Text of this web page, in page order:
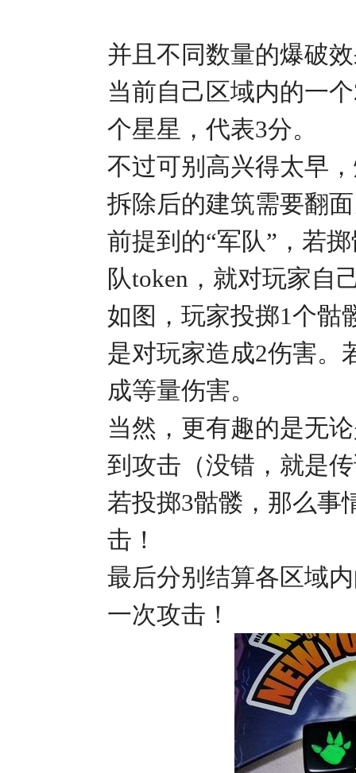
并且不同数量的爆破
当前自己区域内的一
个星星，代表3分。
不过可别高兴得太早
拆除后的建筑需要翻
前提到的“军队”，若
队token，就对玩家自
如图，玩家投掷1个骷
是对玩家造成2伤害。
成等量伤害。
当然，更有趣的是无
到攻击（没错，就是
若投掷3骷髅，那么事
击！
最后分别结算各区域
一次攻击！